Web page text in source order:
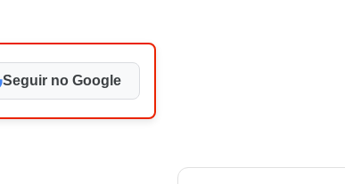
Seguir no Google